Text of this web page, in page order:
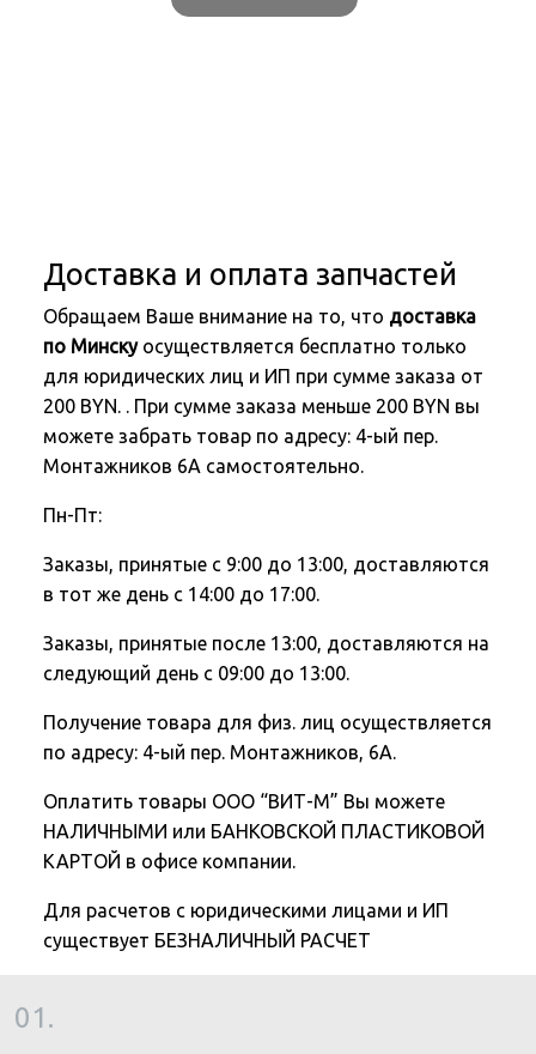
Доставка и оплата запчастей
Обращаем Ваше внимание на то, что доставка
по Минскуосуществляется бесплатно только
для юридических лиц и ИП при сумме заказа от
200 BYN. . При сумме заказа меньше 200 BYN вы
можете забрать товар по адресу: 4-ый пер.
Монтажников 6А самостоятельно.
Пн-Пт:
Заказы, принятые с 9:00 до 13:00, доставляются
в тот же день с 14:00 до 17:00.
Заказы, принятые после 13:00, доставляются на
следующий день с 09:00 до 13:00.
Получение товара для физ. лиц осуществляется
по адресу: 4-ый пер. Монтажников, 6А.
Оплатить товары ООО “ВИТ-М” Вы можете
НАЛИЧНЫМИ или БАНКОВСКОЙ ПЛАСТИКОВОЙ
КАРТОЙ в офисе компании.
Для расчетов с юридическими лицами и ИП
существует БЕЗНАЛИЧНЫЙ РАСЧЕТ
01.